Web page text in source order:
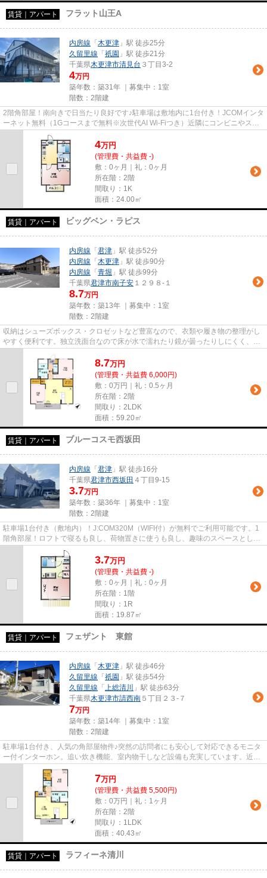
賃貸｜アパート フラット山王A
内房線 「 木更津 」駅 徒歩25分
久留里線 「 祇園 」駅 徒歩21分
千葉県木更津市清見台 ３丁目3-2
4万円
築年数：築31年 ｜募集中： 1室
階数：2階建
2階角部屋！南向きで日当たり良好です♪駐車場は敷地内に1台付き！JCOMインタ
ーネット無料（1Gコースまで無料※次世代AI Wi-Fiつき）近隣にコンビニやスー
パー、ドラッグストア、飲食店...
4万円
(管理費・共益費 -)
敷：0ヶ月｜礼：0ヶ月
所在階：2階
間取り：1K
面積：24.00㎡
賃貸｜アパート ビッグベン・ラピス
内房線 「 君津 」駅 徒歩52分
内房線 「 木更津 」駅 徒歩90分
内房線 「 青堀 」駅 徒歩99分
千葉県君津市南子安 １２９８-１
8.7万円
築年数：築13年 ｜募集中： 1室
階数：2階建
収納はシューズボックス・クロゼットなど豊富なので、衣類や履き物の整理がし
やすく便利です。独立洗面台なので床が水で濡れたり鏡が曇ったりしにくく、清
8.7万円
(管理費・共益費 6,000円)
敷：0万円｜礼：0.5ヶ月
所在階：2階
間取り：2LDK
面積：59.20㎡
賃貸｜アパート ブルーコスモ西坂田
内房線 「 君津 」駅 徒歩16分
千葉県君津市西坂田 ４丁目9-15
3.7万円
築年数：築36年 ｜募集中： 1室
階数：2階建
駐車場1台付き（敷地内）！J:COM320M（WIFI付）が無料でご利用可能です。1
階角部屋！ロフトで寝るも良し、荷物置きに使うも良し、趣味のスペースとして
使うも良し、使い方いろいろ可能...
3.7万円
(管理費・共益費 -)
敷：0ヶ月｜礼：0ヶ月
所在階：1階
間取り：1R
面積：19.87㎡
賃貸｜アパート フェザント 東館
内房線 「 木更津 」駅 徒歩46分
久留里線 「 祇園 」駅 徒歩54分
久留里線 「 上総清川
」駅 徒歩63分
千葉県木更津市請西南 ５丁目２３-７
7万円
築年数：築14年 ｜募集中： 1室
階数：2階建
駐車場1台付き、人気の角部屋物件♪突然の訪問者にも安心して対応できるモニタ
ー付インターホン。追い炊き機能、室内物干しなど設備も充実しています。近隣
にはコンビニ、スーパーがあ...
7万円
(管理費・共益費 5,500円)
敷：0万円｜礼：1ヶ月
所在階：2階
間取り：1LDK
面積：40.43㎡
賃貸｜アパート ラフィーネ清川